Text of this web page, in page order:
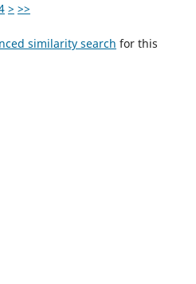
> >>
similarity search for this